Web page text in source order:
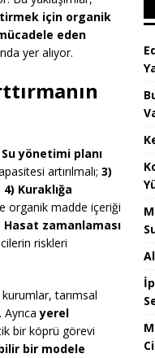
için organik
eden
yer alıyor.
Su yönetimi planı
artırılmalı; 3)
4) Kuraklığa
organik madde içeriği
Hasat zamanlaması
riskleri
tarımsal
Ayrıcayerel
bir köprü görevi
bir modele